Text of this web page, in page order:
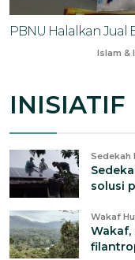
PBNU Halalkan Jual
Islam &
INISIATIF
Sedekah
solusi
Wakaf
Wakaf,